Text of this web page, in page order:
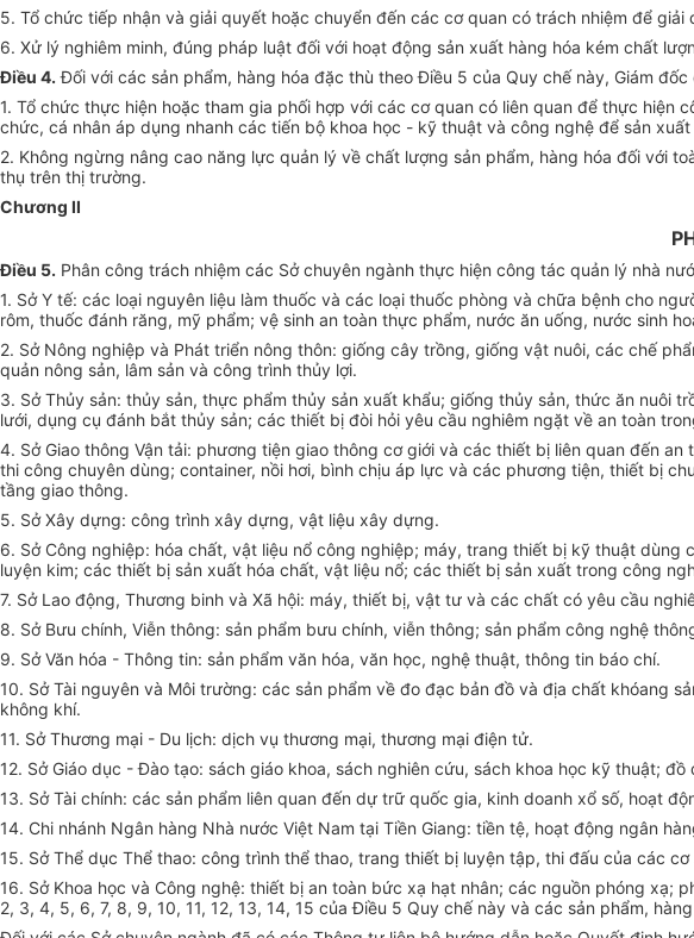
5. Tổ chức tiếp nhận và giải quyết hoặc chuyển đến các cơ quan có trách nhiệm để
6. Xử lý nghiêm minh, đúng pháp luật đối với hoạt động sản xuất hàng hóa kém chất
Điều 4. Đối với các sản phẩm, hàng hóa đặc thù theo Điều 5 của Quy chế này, Giám
1. Tổ chức thực hiện hoặc tham gia phối hợp với các cơ quan có liên quan để thực
chức, cá nhân áp dụng nhanh các tiến bộ khoa học - kỹ thuật và công nghệ để sản
2. Không ngừng nâng cao năng lực quản lý về chất lượng sản phẩm, hàng hóa đối với
thụ trên thị trường.
Chương II
Điều 5. Phân công trách nhiệm các Sở chuyên ngành thực hiện công tác quản lý nhà
1. Sở Y tế: các loại nguyên liệu làm thuốc và các loại thuốc phòng và chữa bệnh cho
rôm, thuốc đánh răng, mỹ phẩm; vệ sinh an toàn thực phẩm, nước ăn uống, nước sinh
2. Sở Nông nghiệp và Phát triển nông thôn: giống cây trồng, giống vật nuôi, các chế
quản nông sản, lâm sản và công trình thủy lợi.
3. Sở Thủy sản: thủy sản, thực phẩm thủy sản xuất khẩu; giống thủy sản, thức ăn
lưới, dụng cụ đánh bắt thủy sản; các thiết bị đòi hỏi yêu cầu nghiêm ngặt về an toàn
4. Sở Giao thông Vận tải: phương tiện giao thông cơ giới và các thiết bị liên quan đến
thi công chuyên dùng; container, nồi hơi, bình chịu áp lực và các phương tiện, thiết bị
tầng giao thông.
5. Sở Xây dựng: công trình xây dựng, vật liệu xây dựng.
6. Sở Công nghiệp: hóa chất, vật liệu nổ công nghiệp; máy, trang thiết bị kỹ thuật
luyện kim; các thiết bị sản xuất hóa chất, vật liệu nổ; các thiết bị sản xuất trong công
7. Sở Lao động, Thương binh và Xã hội: máy, thiết bị, vật tư và các chất có yêu cầu
8. Sở Bưu chính, Viễn thông: sản phẩm bưu chính, viễn thông; sản phẩm công nghệ
9. Sở Văn hóa - Thông tin: sản phẩm văn hóa, văn học, nghệ thuật, thông tin báo chí.
10. Sở Tài nguyên và Môi trường: các sản phẩm về đo đạc bản đồ và địa chất khóang
không khí.
11. Sở Thương mại - Du lịch: dịch vụ thương mại, thương mại điện tử.
12. Sở Giáo dục - Đào tạo: sách giáo khoa, sách nghiên cứu, sách khoa học kỹ thuật;
13. Sở Tài chính: các sản phẩm liên quan đến dự trữ quốc gia, kinh doanh xổ số, hoạt
14. Chi nhánh Ngân hàng Nhà nước Việt Nam tại Tiền Giang: tiền tệ, hoạt động ngân
15. Sở Thể dục Thể thao: công trình thể thao, trang thiết bị luyện tập, thi đấu của các
16. Sở Khoa học và Công nghệ: thiết bị an toàn bức xạ hạt nhân; các nguồn phóng xạ;
2, 3, 4, 5, 6, 7, 8, 9, 10, 11, 12, 13, 14, 15 của Điều 5 Quy chế này và các sản phẩm,